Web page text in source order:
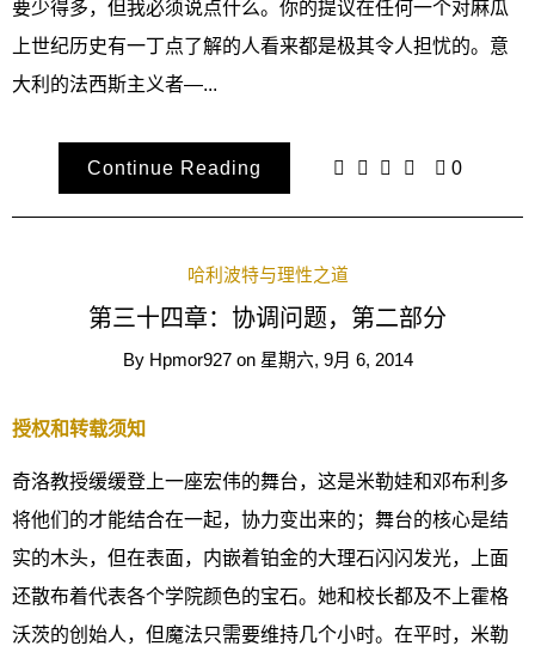
要少得多，但我必须说点什么。你的提议在任何一个对麻瓜
上世纪历史有一丁点了解的人看来都是极其令人担忧的。意
大利的法西斯主义者—...
Continue Reading 0
哈利波特与理性之道
第三十四章：协调问题，第二部分
By Hpmor927 on 星期六, 9月 6, 2014
授权和转载须知
奇洛教授缓缓登上一座宏伟的舞台，这是米勒娃和邓布利多
将他们的才能结合在一起，协力变出来的；舞台的核心是结
实的木头，但在表面，内嵌着铂金的大理石闪闪发光，上面
还散布着代表各个学院颜色的宝石。她和校长都及不上霍格
沃茨的创始人，但魔法只需要维持几个小时。在平时，米勒